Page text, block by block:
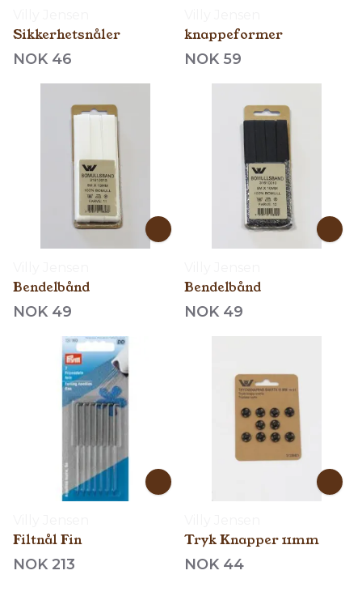
Sikkerhetsnåler
NOK 46
knappeformer
NOK 59
Bendelbånd
NOK 49
Bendelbånd
NOK 49
Filtnål Fin
NOK 213
Tryk Knapper 11mm
NOK 44